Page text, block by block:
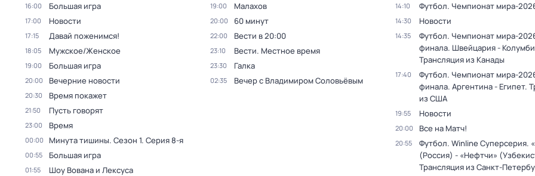
16:00 Большая игра
17:00 Новости
17:15 Давай поженимся!
18:05 Мужское/Женское
19:00 Большая игра
20:00 Вечерние новости
20:30 Время покажет
21:50 Пусть говорят
23:00 Время
00:00 Минута тишины. Сезон 1. Серия 8-я
00:55 Большая игра
01:55 Шоу Вована и Лексуса
19:00 Малахов
20:00 60 минут
22:00 Вести в 20:00
23:10 Вести. Местное время
23:30 Галка
02:35 Вечер с Владимиром Соловьёвым
14:10 Футбол. Чемпионат мира-
14:30 Новости
14:35
Футбол. Чемпионат мира-
финала. Швейцария -
Трансляция из Канады
17:40
Футбол. Чемпионат мира-
финала. Аргентина - Египет.
из США
19:55 Новости
20:00 Все на Матч!
20:55
Футбол. Winline Суперсерия.
(Россия) - «Нефтчи»
Трансляция из Санкт-